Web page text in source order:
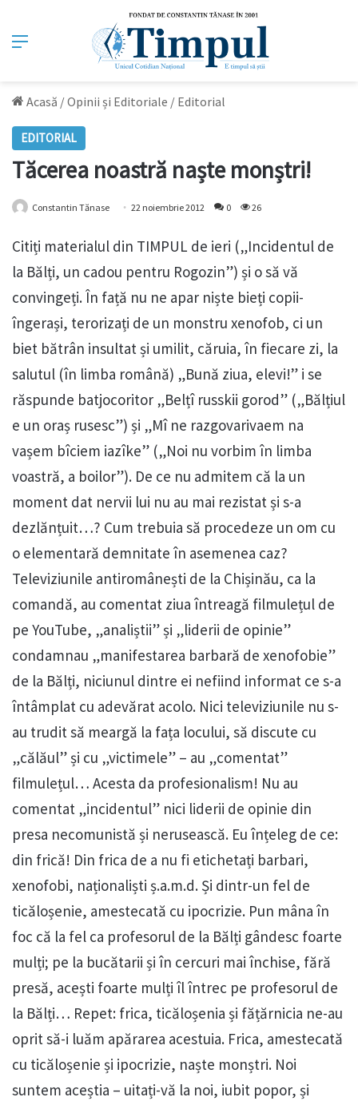
Meniu
Acasă /Opinii și Editoriale / Editorial
EDITORIAL
Tăcerea noastră naște monștri!
Constantin Tănase 22 noiembrie 2012 0 26
Citiți materialul din TIMPUL de ieri („Incidentul de
la Bălți, un cadou pentru Rogozin”) și o să vă
convingeți. În față nu ne apar niște bieți copii-
îngerași, terorizați de un monstru xenofob, ci un
biet bătrân insultat și umilit, căruia, în fiecare zi, la
salutul (în limba română) „Bună ziua, elevi!” i se
răspunde batjocoritor „Belțî russkii gorod” („Bălțiul
e un oraș rusesc”) și „Mî ne razgovarivaem na
vașem bîciem iazîke” („Noi nu vorbim în limba
voastră, a boilor”). De ce nu admitem că la un
moment dat nervii lui nu au mai rezistat și s-a
dezlănțuit…? Cum trebuia să procedeze un om cu
o elementară demnitate în asemenea caz?
Televiziunile antiromânești de la Chișinău, ca la
comandă, au comentat ziua întreagă filmulețul de
pe YouTube, „analiștii” și „liderii de opinie”
condamnau „manifestarea barbară de xenofobie”
de la Bălți, niciunul dintre ei nefiind informat ce s-a
întâmplat cu adevărat acolo. Nici televiziunile nu s-
au trudit să meargă la fața locului, să discute cu
„călăul” și cu „victimele” – au „comentat”
filmulețul… Acesta da profesionalism! Nu au
comentat „incidentul” nici liderii de opinie din
presa necomunistă și nerusească. Eu înțeleg de ce:
din frică! Din frica de a nu fi etichetați barbari,
xenofobi, naționaliști ș.a.m.d. Și dintr-un fel de
ticăloșenie, amestecată cu ipocrizie. Pun mâna în
foc că la fel ca profesorul de la Bălți gândesc foarte
mulți; pe la bucătarii și în cercuri mai închise, fără
presă, acești foarte mulți îl întrec pe profesorul de
la Bălți… Repet: frica, ticăloșenia și fățărnicia ne-au
oprit să-i luăm apărarea acestuia. Frica, amestecată
cu ticăloșenie și ipocrizie, naște monștri. Noi
suntem aceștia – uitați-vă la noi, iubit popor, și